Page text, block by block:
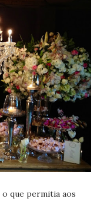
o que permitia aos